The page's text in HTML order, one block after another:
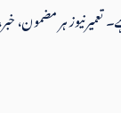
تعمیرنیوز ہر